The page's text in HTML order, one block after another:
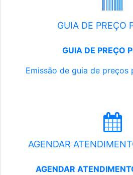
GUIA DE PREÇO
GUIA DE PREÇO
Emissão de guia de preços
AGENDAR
AGENDAR